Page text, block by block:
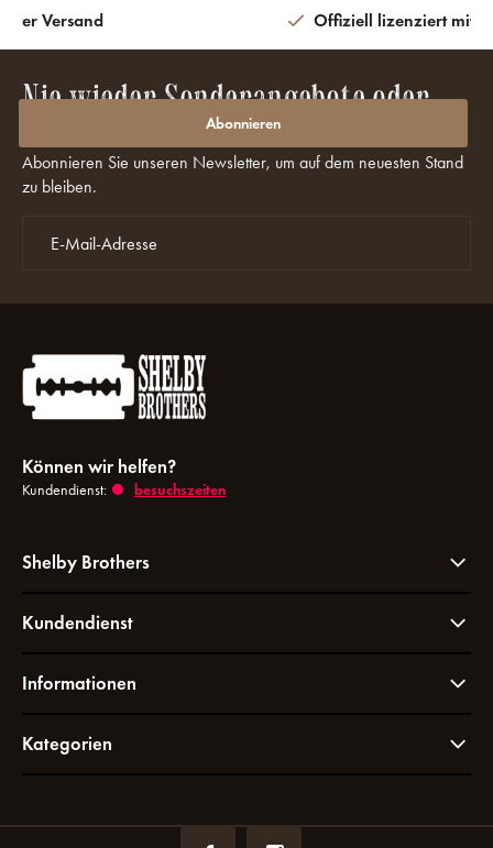
Versand Offiziell lizenziert mit
Nie wieder Sonderangebote oder
Rabatte verpassen?
Abonnieren Sie unseren Newsletter, um auf dem neuesten Stand
zu bleiben.
Abonnieren
Können wir helfen?
Kundendienst: besuchszeiten
Shelby Brothers
Kundendienst
Informationen
Kategorien